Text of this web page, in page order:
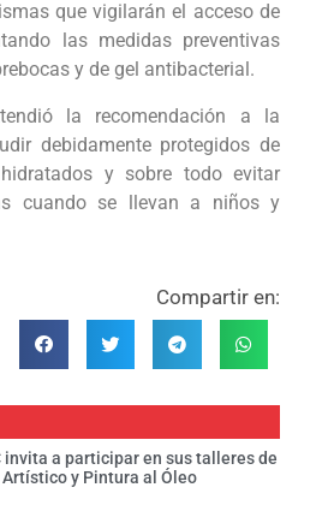
que vigilarán el acceso de
las medidas preventivas
y de gel antibacterial.
la recomendación a la
debidamente protegidos de
y sobre todo evitar
cuando se llevan a niños y
Compartir en:
invita a participar en sus talleres de
Artístico y Pintura al Óleo